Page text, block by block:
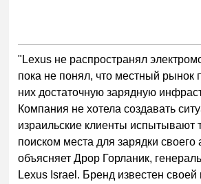
"Lexus не распространял
пока не понял, что местный рынок
них достаточную зарядную
Компания не хотела создавать
израильские клиенты испытывают
поиском места для зарядки
объясняет Дрор Горланик,
Lexus Israel. Бренд известен